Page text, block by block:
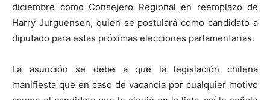
diciembre como Consejero Regional en reemplazo de
Harry Jurguensen, quien se postulará como candidato a
diputado para estas próximas elecciones parlamentarias.
La asunción se debe a que la legislación chilena
manifiesta que en caso de vacancia por cualquier motivo